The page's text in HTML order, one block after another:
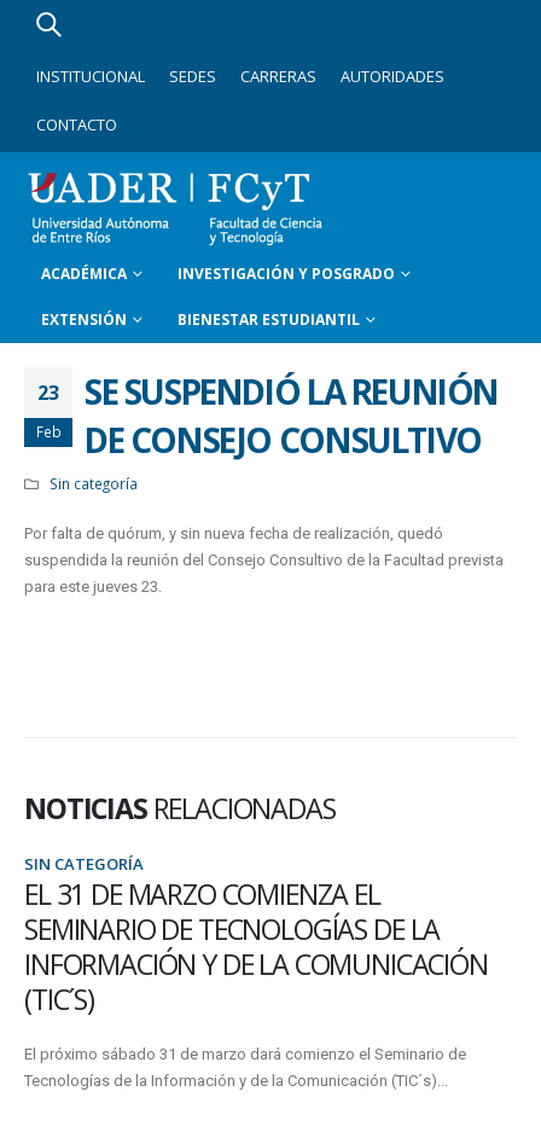
INSTITUCIONAL SEDES CARRERAS AUTORIDADES
CONTACTO
ACADÉMICA INVESTIGACIÓN Y POSGRADO
EXTENSIÓN BIENESTAR ESTUDIANTIL
23
Feb
SE SUSPENDIÓ LA REUNIÓN
DE CONSEJO CONSULTIVO
Sin categoría
Por falta de quórum, y sin nueva fecha de realización, quedó
suspendida la reunión del Consejo Consultivo de la Facultad prevista
para este jueves 23.
NOTICIAS RELACIONADAS
SIN CATEGORÍA
EL 31 DE MARZO COMIENZA EL
SEMINARIO DE TECNOLOGÍAS DE LA
INFORMACIÓN Y DE LA COMUNICACIÓN
(TIC´S)
El próximo sábado 31 de marzo dará comienzo el Seminario de
Tecnologías de la Información y de la Comunicación (TIC´s)...